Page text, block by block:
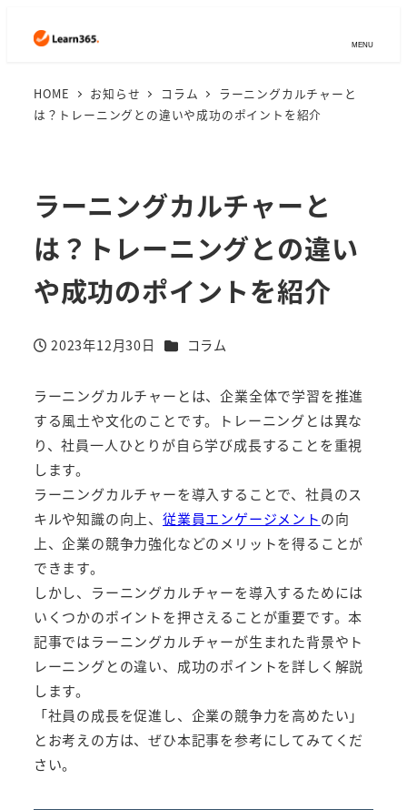
MENU
HOME お知らせ コラム
ラーニングカルチャーと
は？トレーニングとの違いや成功のポイントを紹介
ラーニングカルチャーと
は？トレーニングとの違い
や成功のポイントを紹介
投稿日
2023年12月30日 カテゴリー
コラム
ラーニングカルチャーとは、企業全体で学習を推進
する風土や文化のことです。トレーニングとは異な
り、社員一人ひとりが自ら学び成長することを重視
します。
ラーニングカルチャーを導入することで、社員のス
キルや知識の向上、 従業員エンゲージメントの向
上、企業の競争力強化などのメリットを得ることが
できます。
しかし、ラーニングカルチャーを導入するためには
いくつかのポイントを押さえることが重要です。本
記事ではラーニングカルチャーが生まれた背景やト
レーニングとの違い、成功のポイントを詳しく解説
します。
「社員の成長を促進し、企業の競争力を高めたい」
とお考えの方は、ぜひ本記事を参考にしてみてくだ
さい。